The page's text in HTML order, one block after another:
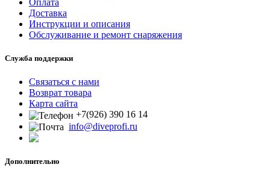
Оплата
Доставка
Инструкции и описания
Обслуживание и ремонт снаряжения
Служба поддержки
Связаться с нами
Возврат товара
Карта сайта
+7(926) 390 16 14
info@diveprofi.ru
Дополнительно